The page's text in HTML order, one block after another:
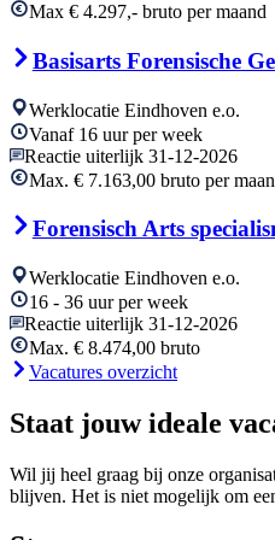
Max € 4.297,- bruto per maand
Basisarts Forensische
Werklocatie Eindhoven e.o.
Vanaf 16 uur per week
Reactie uiterlijk 31-12-2026
Max. € 7.163,00 bruto per
Forensisch Arts
Werklocatie Eindhoven e.o.
16 - 36 uur per week
Reactie uiterlijk 31-12-2026
Max. € 8.474,00 bruto
Vacatures overzicht
Staat jouw ideale
Wil jij heel graag bij onze
blijven. Het is niet mogelijk om